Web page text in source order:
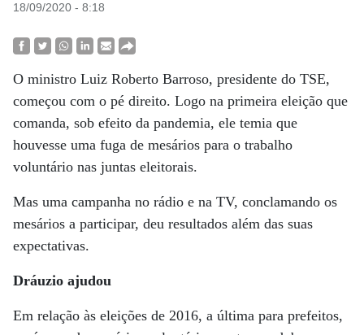
18/09/2020 - 8:18
O ministro Luiz Roberto Barroso, presidente do TSE,
começou com o pé direito. Logo na primeira eleição que
comanda, sob efeito da pandemia, ele temia que
houvesse uma fuga de mesários para o trabalho
voluntário nas juntas eleitorais.
Mas uma campanha no rádio e na TV, conclamando os
mesários a participar, deu resultados além das suas
expectativas.
Dráuzio ajudou
Em relação às eleições de 2016, a última para prefeitos,